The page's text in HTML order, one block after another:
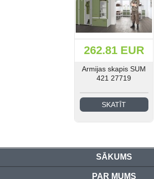
262.81 EUR
Armijas skapis SUM
421 27719
SKATĪT
SĀKUMS
PAR MUMS
Skolas mēbeles (185)
Bērnudārza mēbeles (42)